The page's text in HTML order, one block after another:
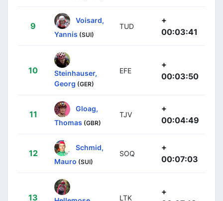
9
Voisard,
Yannis (SUI)
TUD
+
00:03:41
10
Steinhauser,
Georg (GER)
EFE
+
00:03:50
11
Gloag,
Thomas (GBR)
TJV
+
00:04:49
12
Schmid,
Mauro (SUI)
SOQ
+
00:07:03
13 LTK
+